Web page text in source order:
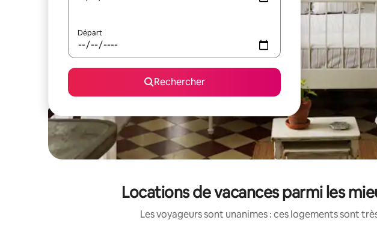
Départ
Rechercher
Locations de vacances parmi les
Les voyageurs sont unanimes : ces logements sont